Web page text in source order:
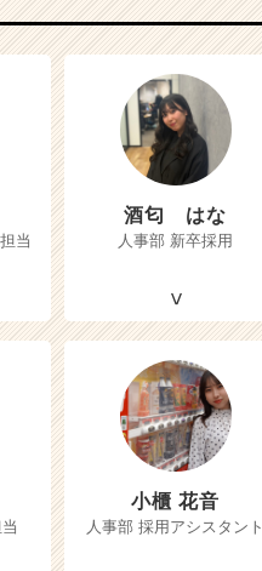
当
酒匂 はな
人事部 新卒採用
小櫃 花音
人事部 採用アシスタント